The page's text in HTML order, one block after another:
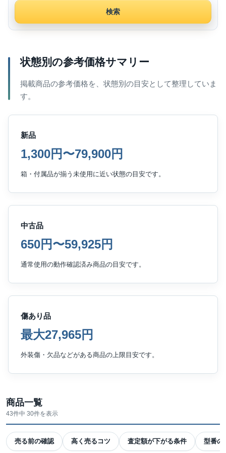
検索
状態別の参考価格サマリー
掲載商品の参考価格を、状態別の目安として整理していま
す。
新品
1,300円〜79,900円
箱・付属品が揃う未使用に近い状態の目安です。
中古品
650円〜59,925円
通常使用の動作確認済み商品の目安です。
傷あり品
最大27,965円
外装傷・欠品などがある商品の上限目安です。
商品一覧
43件中 30件を表示
売る前の確認 高く売るコツ 査定額が下がる条件 型番の